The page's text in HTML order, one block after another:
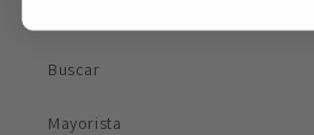
Buscar
Mayorista